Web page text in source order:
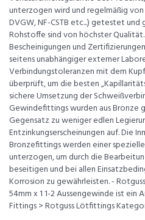
unterzogen wird und regelmäßig
DVGW, NF-CSTB etc...) getestet
Rohstoffe sind von höchster
Bescheinigungen und
seitens unabhängiger externer
Verbindungstoleranzen mit dem
überprüft, um die besten
sichere Umsetzung der
Gewindefittings wurden aus Bronze
Gegensatz zu weniger edlen
Entzinkungserscheinungen auf. Die
Bronzefittings werden einer
unterzogen, um durch die
beseitigen und bei allen
Korrosion zu gewährleisten. -
54mm x 1 1-2 Aussengewinde ist ein
Fittings > Rotguss Lötfittings